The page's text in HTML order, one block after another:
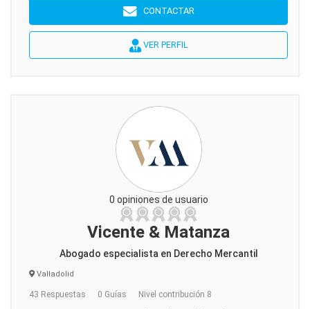
CONTACTAR
VER PERFIL
0 opiniones de usuario
Vicente & Matanza
Abogado especialista en Derecho Mercantil
Valladolid
43 Respuestas 0 Guías Nivel contribución 8